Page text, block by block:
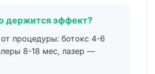
держится эффект?
процедуры: ботокс 4-6
8-18 мес, лазер —